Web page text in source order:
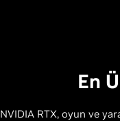
En
NVIDIA RTX, oyun ve